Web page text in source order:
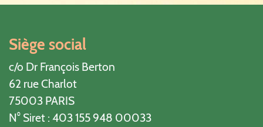
Siège social
c/o Dr François Berton
62 rue Charlot
75003 PARIS
N° Siret : 403 155 948 00033